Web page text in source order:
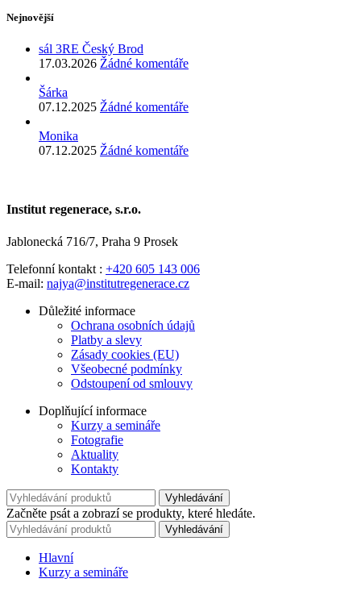
Nejnovější
sál 3RE Český Brod
17.03.2026 Žádné komentáře
Šárka
07.12.2025 Žádné komentáře
Monika
07.12.2025 Žádné komentáře
Institut regenerace, s.r.o.
Jablonecká 716/7, Praha 9 Prosek
Telefonní kontakt : +420 605 143 006
E-mail: najya@institutregenerace.cz
Důležité informace
Ochrana osobních údajů
Platby a slevy
Zásady cookies (EU)
Všeobecné podmínky
Odstoupení od smlouvy
Doplňující informace
Kurzy a semináře
Fotografie
Aktuality
Kontakty
Vyhledávání
Začněte psát a zobrazí se produkty, které hledáte.
Vyhledávání
Hlavní
Kurzy a semináře